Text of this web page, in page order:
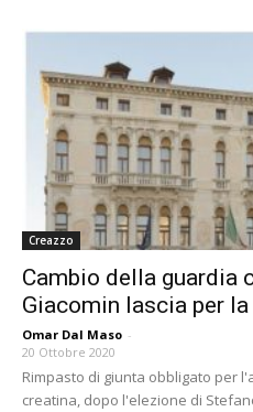
Creazzo
Cambio della guardia
Giacomin lascia per la
Omar Dal Maso -
20 Ottobre 2020
Rimpasto di giunta obbligato per
creatina, dopo l'elezione di